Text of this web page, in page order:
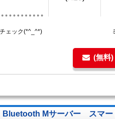
ェック(*^_^*)
(無料
Mサーバー スマ